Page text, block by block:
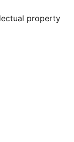
property